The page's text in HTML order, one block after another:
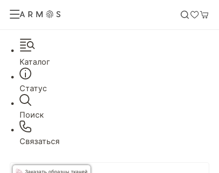
Каталог
Статус
Поиск
Связаться
Заказать образцы тканей